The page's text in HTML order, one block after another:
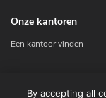
Onze kantoren
Een kantoor vinden
By accepting all